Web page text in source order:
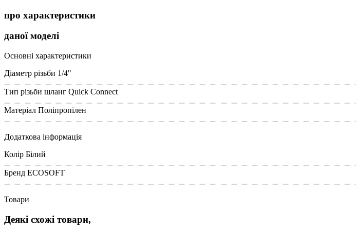
про характеристики
даної моделі
Основні характеристики
Діаметр різьби 1/4"
Тип різьби шланг Quick Connect
Матеріал Поліпропілен
Додаткова інформація
Колір Білий
Бренд ECOSOFT
Товари
Деякі схожі товари,